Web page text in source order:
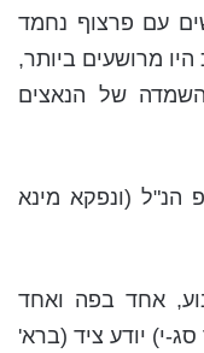
עם פרצוף נחמד
היו מרושעים ביותר,
של הנאצים
הנ"ל (ונפקא מינא
אחד בפה ואחד
י) יודע ציד (ברא'